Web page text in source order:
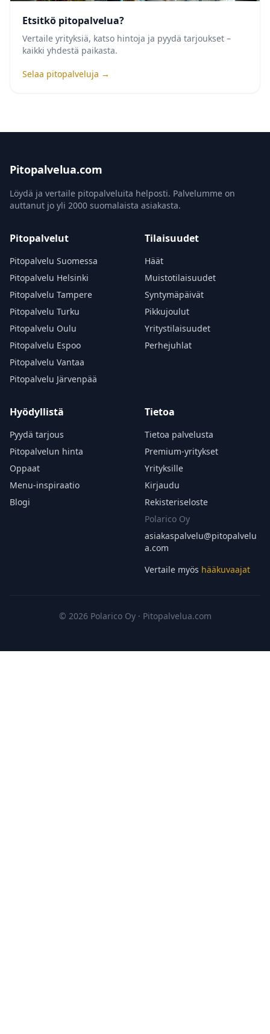
Etsitkö pitopalvelua?
Vertaile yrityksiä, katso hintoja ja pyydä tarjoukset –
kaikki yhdestä paikasta.
Selaa pitopalveluja →
Pitopalvelua.com
Löydä ja vertaile pitopalveluita helposti. Palvelumme on
auttanut jo yli 2000 suomalaista asiakasta.
Pitopalvelut
Pitopalvelu Suomessa
Pitopalvelu Helsinki
Pitopalvelu Tampere
Pitopalvelu Turku
Pitopalvelu Oulu
Pitopalvelu Espoo
Pitopalvelu Vantaa
Pitopalvelu Järvenpää
Tilaisuudet
Häät
Muistotilaisuudet
Syntymäpäivät
Pikkujoulut
Yritystilaisuudet
Perhejuhlat
Hyödyllistä
Pyydä tarjous
Pitopalvelun hinta
Oppaat
Menu-inspiraatio
Blogi
Tietoa
Tietoa palvelusta
Premium-yritykset
Yrityksille
Kirjaudu
Rekisteriseloste
Polarico Oy
asiakaspalvelu@pitopalvelu
a.com
Vertaile myös hääkuvaajat
© 2026 Polarico Oy · Pitopalvelua.com